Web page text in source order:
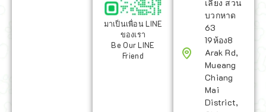
มาเป็นเพื่อน LINE
ของเรา
Be Our LINE
Friend
เลี้ยง สวน
บวกหาด
63
19ห้อง8
Arak Rd,
Mueang
Chiang
Mai
District,